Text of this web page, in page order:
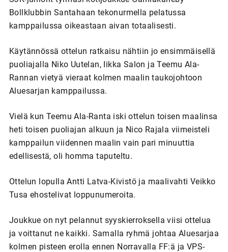
Bollklubbin Santahaan tekonurmella pelatussa
kamppailussa oikeastaan aivan totaalisesti.
Käytännössä ottelun ratkaisu nähtiin jo ensimmäisellä
puoliajalla Niko Uutelan, Iikka Salon ja Teemu Ala-
Rannan vietyä vieraat kolmen maalin taukojohtoon
Aluesarjan kamppailussa.
Vielä kun Teemu Ala-Ranta iski ottelun toisen maalinsa
heti toisen puoliajan alkuun ja Nico Rajala viimeisteli
kamppailun viidennen maalin vain pari minuuttia
edellisestä, oli homma taputeltu.
Ottelun lopulla Antti Latva-Kivistö ja maalivahti Veikko
Tusa ehostelivat loppunumeroita.
Joukkue on nyt pelannut syyskierroksella viisi ottelua
ja voittanut ne kaikki. Samalla ryhmä johtaa Aluesarjaa
kolmen pisteen erolla ennen Norravalla FF:ä ja VPS-